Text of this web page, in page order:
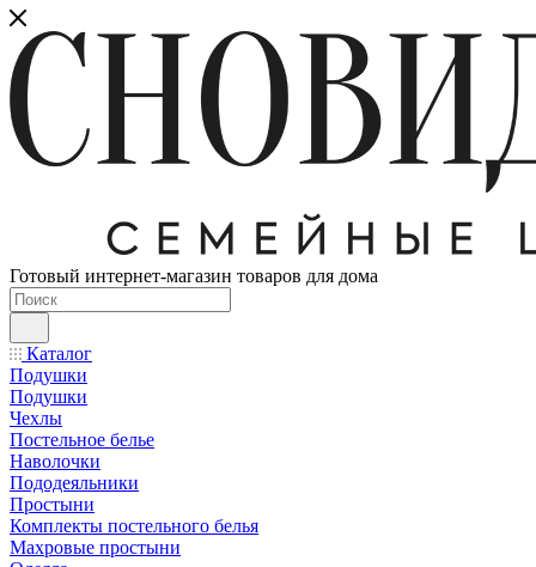
Готовый интернет-магазин товаров для дома
Каталог
Подушки
Подушки
Чехлы
Постельное белье
Наволочки
Пододеяльники
Простыни
Комплекты постельного белья
Махровые простыни